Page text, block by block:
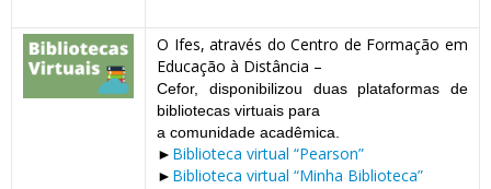
O Ifes, através do Centro de Formação em
Educação à Distância –
Cefor, disponibilizou duas plataformas de
bibliotecas virtuais para
a comunidade acadêmica.
► Biblioteca virtual “Pearson”
► Biblioteca virtual “Minha Biblioteca”